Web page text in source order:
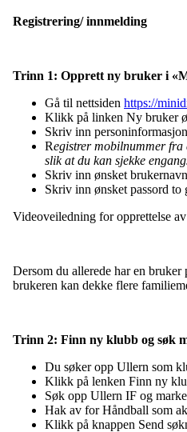
Registrering/ innmelding
Trinn 1: Opprett ny bruker i
Gå til nettsiden https://
Klikk på linken Ny bruker
Skriv inn personinformasjon
Registrer mobilnummer fra
slik at du kan sjekke
Skriv inn ønsket
Skriv inn ønsket passord to
Videoveiledning for opprettelse
Dersom du allerede har en
brukeren kan dekke flere
Trinn 2: Finn ny klubb og søk
Du søker opp Ullern som
Klikk på lenken Finn ny
Søk opp Ullern IF og
Hak av for Håndball som
Klikk på knappen Send